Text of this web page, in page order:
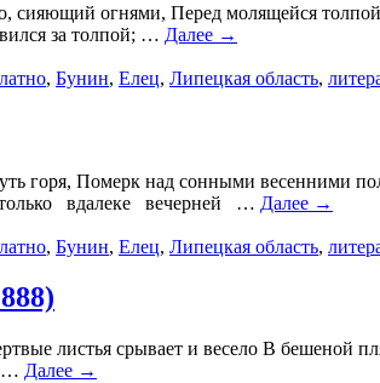
огнями, Перед молящейся
за толпой; … Далее →
, Бунин, Елец, Липецкая область,
горя, Померк над сонными весенними
вдалеке вечерней … Далее →
, Бунин, Елец, Липецкая область,
листья срывает и весело В бешеной
… Далее →